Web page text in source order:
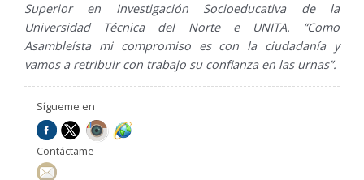
Superior en Investigación Socioeducativa de la
Universidad Técnica del Norte e UNITA. “Como
Asambleísta mi compromiso es con la ciudadanía y
vamos a retribuir con trabajo su confianza en las urnas”.
Sígueme en
Contáctame